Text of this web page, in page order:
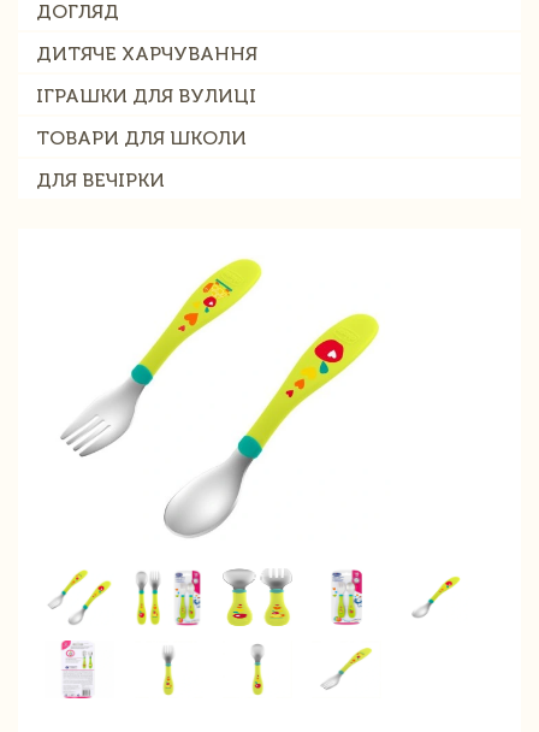
ДОГЛЯД
ДИТЯЧЕ ХАРЧУВАННЯ
ІГРАШКИ ДЛЯ ВУЛИЦІ
ТОВАРИ ДЛЯ ШКОЛИ
ДЛЯ ВЕЧІРКИ